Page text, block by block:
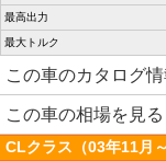
最高出力
最大トルク
この車のカタログ
この車の相場を見る
CLクラス（03年11月